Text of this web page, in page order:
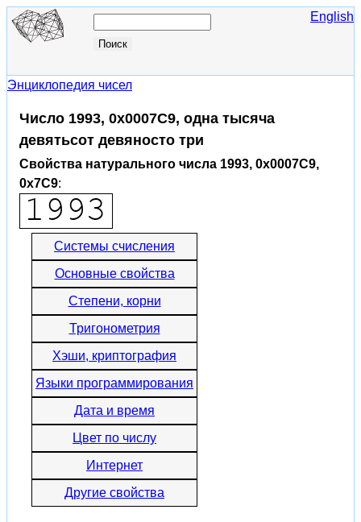
English
Энциклопедия чисел
Число 1993, 0x0007C9, одна тысяча
девятьсот девяносто три
Свойства натурального числа 1993, 0x0007C9,
0x7C9:
Системы счисления
Основные свойства
Степени, корни
Тригонометрия
Хэши, криптография
Языки программирования
Дата и время
Цвет по числу
Интернет
Другие свойства